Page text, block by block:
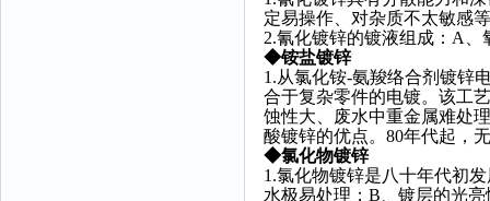
定易操作、对杂质不太敏感
2.氰化镀锌的镀液组成：A
◆铵盐镀锌
1.从氯化铵-氨羧络合剂镀锌
合于复杂零件的电镀。该工
蚀性大、废水中重金属难处
酸镀锌的优点。80年代起，
◆氯化物镀锌
1.氯化物镀锌是八十年代初
水极易处理；B、镀层的光